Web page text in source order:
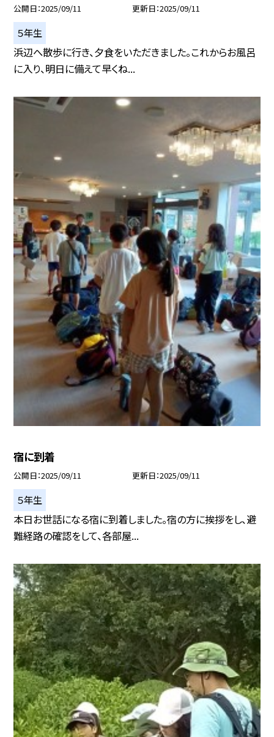
公開日 2025/09/11 更新日 2025/09/11
５年生
浜辺へ散歩に行き、夕食をいただきました。これからお風呂
に入り、明日に備えて早くね...
宿に到着
公開日 2025/09/11 更新日 2025/09/11
５年生
本日お世話になる宿に到着しました。宿の方に挨拶をし、避
難経路の確認をして、各部屋...